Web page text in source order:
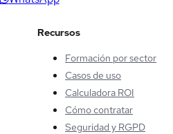
Recursos
Formación por sector
Casos de uso
Calculadora ROI
Cómo contratar
Seguridad y RGPD